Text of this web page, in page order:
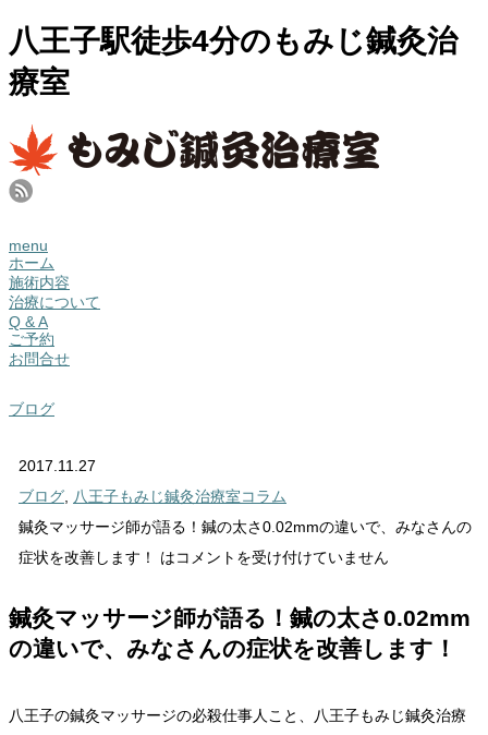
八王子駅徒歩4分のもみじ鍼灸治
療室
menu
ホーム
施術内容
治療について
Q & A
ご予約
お問合せ
ブログ
2017.11.27
ブログ
八王子もみじ鍼灸治療室コラム
鍼灸マッサージ師が語る！鍼の太さ0.02mmの違いで、みなさんの
症状を改善します！ はコメントを受け付けていません
鍼灸マッサージ師が語る！鍼の太さ0.02mm
の違いで、みなさんの症状を改善します！
八王子の鍼灸マッサージの必殺仕事人こと、八王子もみじ鍼灸治療